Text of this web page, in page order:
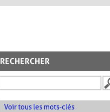
RECHERCHER
Voir tous les mots-clés